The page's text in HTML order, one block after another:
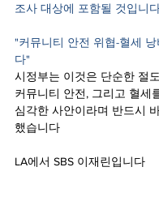
조사 대상에 포함될 것입니
"커뮤니티 안전 위협-혈세
다"
시정부는 이것은 단순한 절
커뮤니티 안전, 그리고 혈세
심각한 사안이라며 반드시
했습니다
LA에서 SBS 이재린입니다